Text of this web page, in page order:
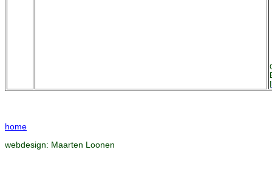
[
home
webdesign: Maarten Loonen